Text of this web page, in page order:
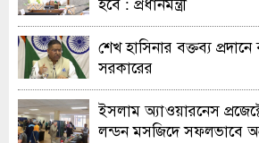
শেখ হাসিনার বক্তব্য
সরকারের
ইসলাম অ্যাওয়ারনেস
লন্ডন মসজিদে সফলভাবে